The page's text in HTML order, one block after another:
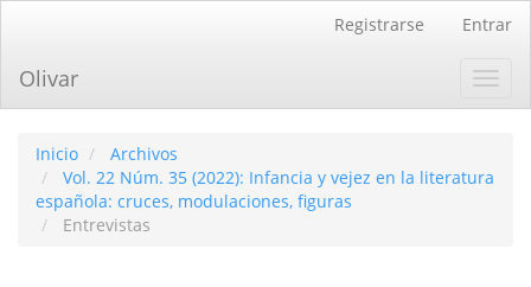
principal
Barra
Registrarse Entrar
Olivar
Inicio
Archivos
Vol. 22 Núm. 35 (2022): Infancia y vejez en la literatura
española: cruces, modulaciones, figuras
Entrevistas